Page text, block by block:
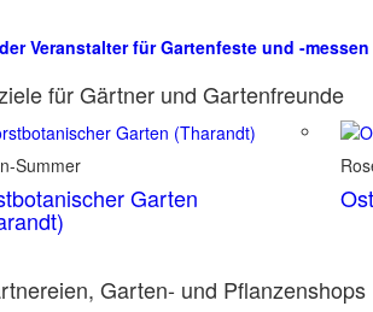
Veranstalter für Gartenfeste und -messen
für Gärtner und Gartenfreunde
Summer
Garten
Garten- und Pflanzenshops